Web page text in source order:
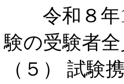
令和８年
験の受験者
（５） 試験